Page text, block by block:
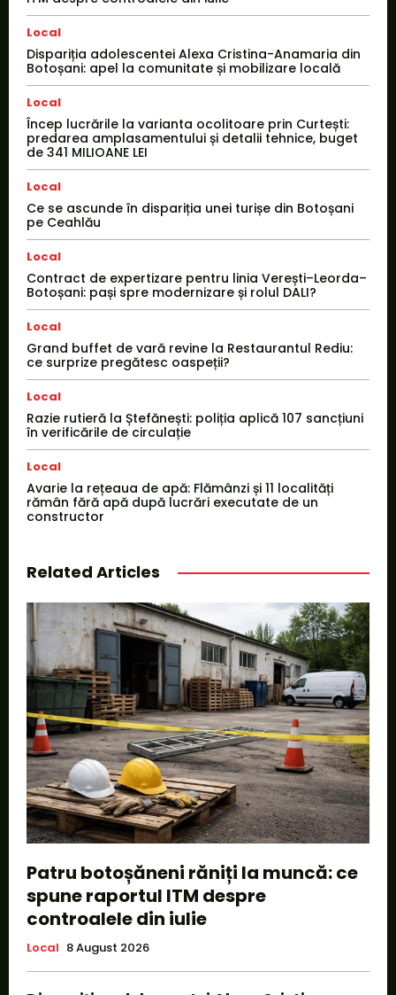
Local
Dispariția adolescentei Alexa Cristina-Anamaria din
Botoșani: apel la comunitate și mobilizare locală
Local
Încep lucrările la varianta ocolitoare prin Curtești:
predarea amplasamentului și detalii tehnice, buget
de 341 MILIOANE LEI
Local
Ce se ascunde în dispariția unei turișe din Botoșani
pe Ceahlău
Local
Contract de expertizare pentru linia Verești–Leorda–
Botoșani: pași spre modernizare și rolul DALI?
Local
Grand buffet de vară revine la Restaurantul Rediu:
ce surprize pregătesc oaspeții?
Local
Razie rutieră la Ștefănești: poliția aplică 107 sancțiuni
în verificările de circulație
Local
Avarie la rețeaua de apă: Flămânzi și 11 localități
rămân fără apă după lucrări executate de un
constructor
Related Articles
Patru botoșăneni răniți la muncă: ce
spune raportul ITM despre
controalele din iulie
Local 8 August 2026